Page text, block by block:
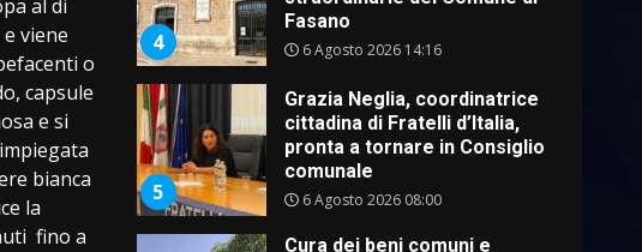
al di
viene
o
capsule
e si
bianca
la
fino a
4
Fasano
6 Agosto 2026 14:16
5
Grazia Neglia, coordinatrice
cittadina di Fratelli d’Italia,
pronta a tornare in Consiglio
comunale
6 Agosto 2026 08:00
Cura dei beni comuni e